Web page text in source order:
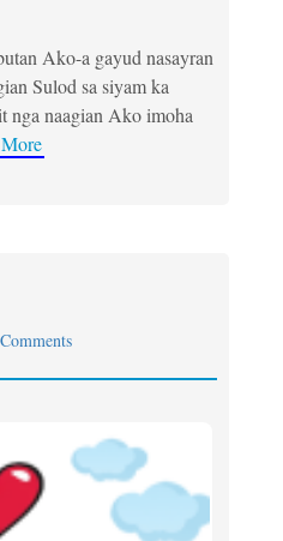
Ako-a gayud nasayran
Sulod sa siyam ka
nga naagian Ako imoha